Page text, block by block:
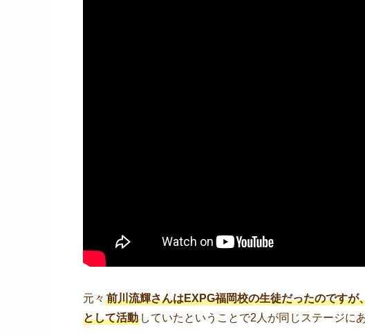
元々 前川流輝さんはEXPG福岡校の生徒だったのです
として活動 していたということで2人が同じステージに